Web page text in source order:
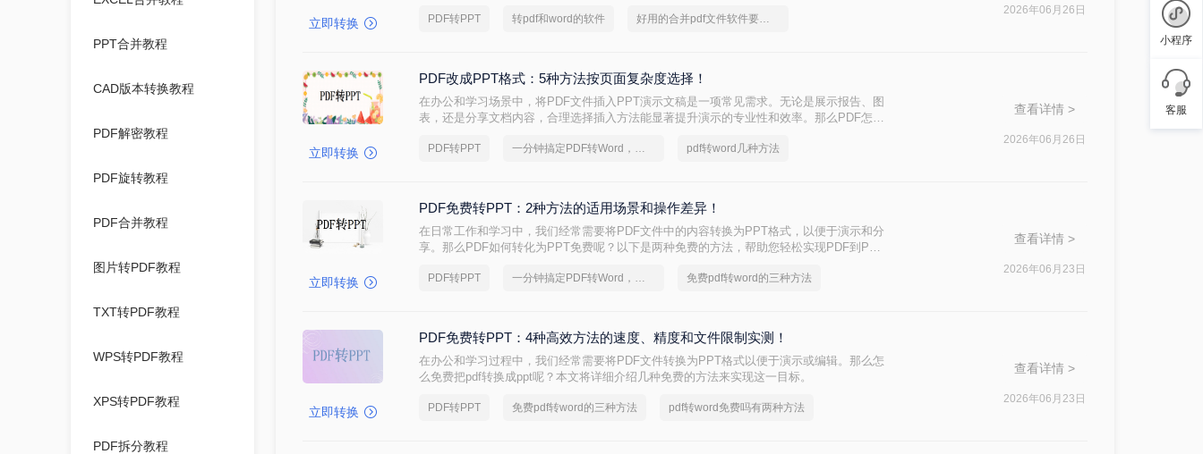
PPT合并教程
CAD版本转换教程
PDF解密教程
PDF旋转教程
PDF合并教程
图片转PDF教程
TXT转PDF教程
WPS转PDF教程
XPS转PDF教程
PDF拆分教程
立即转换 PDF转PPT 转pdf和word的软件 好用的合并pdf文件软件要和好朋友分享
2026年06月26日
立即转换
PDF改成PPT格式：5种方法按页面复杂度选择！
在办公和学习场景中，将PDF文件插入PPT演示文稿是一项常见需求。无论是展示报告、图
表，还是分享文档内容，合理选择插入方法能显著提升演示的专业性和效率。那么PDF怎么
PDF转PPT 一分钟搞定PDF转Word，这2种简单方法，任意选择 pdf转word几种方法
查看详情 >
2026年06月26日
立即转换
PDF免费转PPT：2种方法的适用场景和操作差异！
在日常工作和学习中，我们经常需要将PDF文件中的内容转换为PPT格式，以便于演示和分
享。那么PDF如何转化为PPT免费呢？以下是两种免费的方法，帮助您轻松实现PDF到PPT
PDF转PPT 一分钟搞定PDF转Word，这2种简单方法，任意选择 免费pdf转word的三种方法
查看详情 >
2026年06月23日
立即转换
PDF免费转PPT：4种高效方法的速度、精度和文件限制实测！
在办公和学习过程中，我们经常需要将PDF文件转换为PPT格式以便于演示或编辑。那么怎
么免费把pdf转换成ppt呢？本文将详细介绍几种免费的方法来实现这一目标。
PDF转PPT 免费pdf转word的三种方法 pdf转word免费吗有两种方法
查看详情 >
2026年06月23日
小程序
客服